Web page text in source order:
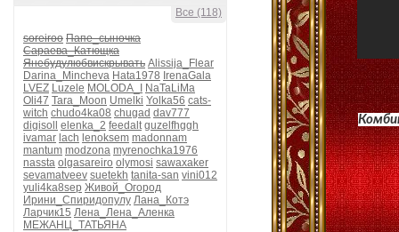
Все (118)
soreiroo Папе_сыночка
Сараева_Катющка
Янебудулюбвискрывать Alissija_Flear
Darina_Mincheva Hata1978 IrenaGala
LVEZ Luzele MOLODA_I
NaTaLiMa
Oli47 Tara_Moon Umelki Yolka56 cats-
witch chudo4ka08 chugad dav777
digisoll
elenka_2 feedalt guzelfhggh
ivamar lach lenoksem madonnam
mantum modzona myrenochka1976
nassta olgasareiro olymosi sawaxaker
sevamatveev suetekh tanita-san vini012
yuli4ka8sep Живой_Огород
Ирини_Спиридопулу Лана_Котэ
Ларчик15 Лена_Лена_Аленка
МЕЖАНЦ_ТАТЬЯНА